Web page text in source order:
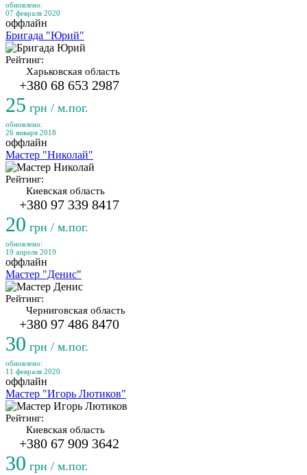
обновлено:
07 февраля 2020
оффлайн
Бригада "Юрий"
Рейтинг:
Харьковская область
+380 68 653 2987
25 грн / м.пог.
обновлено:
26 января 2018
оффлайн
Мастер "Николай"
Рейтинг:
Киевская область
+380 97 339 8417
20 грн / м.пог.
обновлено:
19 апреля 2019
оффлайн
Мастер "Денис"
Рейтинг:
Черниговская область
+380 97 486 8470
30 грн / м.пог.
обновлено:
11 февраля 2020
оффлайн
Мастер "Игорь Лютиков"
Рейтинг:
Киевская область
+380 67 909 3642
30 грн / м.пог.